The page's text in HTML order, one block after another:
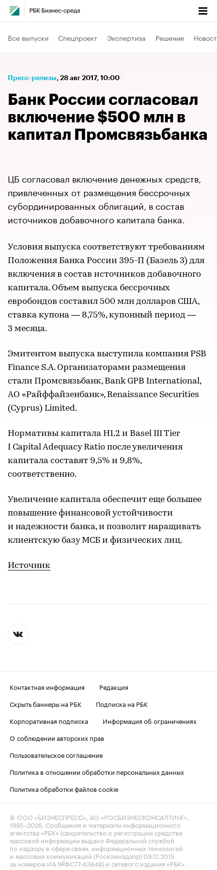
Все выпуски Спецпроект Экспертиза Решение
Пресс-релизы⁠, 28 авг 2017, 10:00
Банк России согласовал
включение $500 млн в
капитал Промсвязьбанка
ЦБ согласовал включение денежных средств,
привлеченных от размещения бессрочных
субординированных облигаций, в состав
источников добавочного капитала банка.
Условия выпуска соответствуют требованиям
Положения Банка России 395-П (Базель 3) для
включения в состав источников добавочного
капитала. Объем выпуска бессрочных
евробондов составил 500 млн долларов США,
ставка купона — 8,75%, купонный период —
3 месяца.
Эмитентом выпуска выступила компания PSB
Finance S.A. Организаторами размещения
стали Промсвязьбанк, Bank GPB International,
АО «Райффайзенбанк», Renaissance Securities
(Cyprus) Limited.
Нормативы капитала Н1.2 и Basel III Tier
I Capital Adequacy Ratio после увеличения
капитала составят 9,5% и 9,8%,
соответственно.
Увеличение капитала обеспечит еще большее
повышение финансовой устойчивости
и надежности банка, и позволит наращивать
клиентскую базу МСБ и физических лиц.
Источник
Контактная информация
Редакция
Скрыть баннеры на РБК
Подписка на РБК
Корпоративная подписка
Информация об ограничениях
О соблюдении авторских прав
Пользовательское соглашение
Политика в отношении обработки персональных данных
Политика обработки файлов cookie
© ООО «БИЗНЕСПРЕСС», АО «РОСБИЗНЕСКОНСАЛТИНГ»,
1995–2026. Сообщения и материалы информационного
агентства «РБК» (свидетельство о регистрации средства
массовой информации выдано Федеральной службой
по надзору в сфере связи, информационных технологий
и массовых коммуникаций (Роскомнадзор) 09.12.2015
за номером ИА №ФС77-63848) и сетевого издания «РБК»